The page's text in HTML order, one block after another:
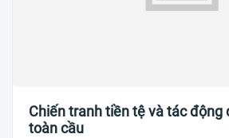
Chiến tranh tiền tệ và tác động
toàn cầu